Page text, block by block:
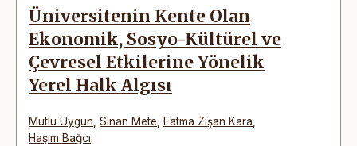
Üniversitenin Kente Olan
Ekonomik, Sosyo-Kültürel ve
Çevresel Etkilerine Yönelik
Yerel Halk Algısı
Mutlu Uygun Sinan Mete Fatma Zişan Kara
Haşim Bağcı